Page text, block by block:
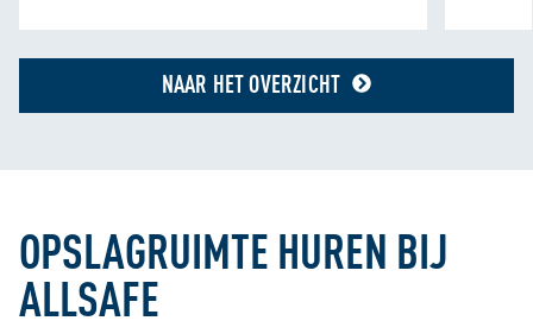
NAAR HET OVERZICHT
OPSLAGRUIMTE HUREN BIJ
ALLSAFE